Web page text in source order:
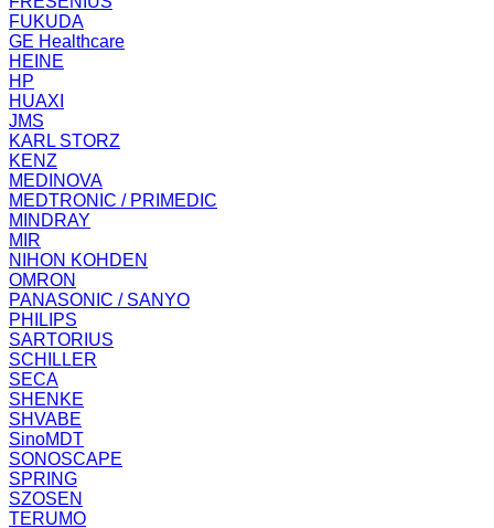
FUKUDA
GE Healthcare
HEINE
HP
HUAXI
JMS
KARL STORZ
KENZ
MEDINOVA
MEDTRONIC / PRIMEDIC
MINDRAY
MIR
NIHON KOHDEN
OMRON
PANASONIC / SANYO
PHILIPS
SARTORIUS
SCHILLER
SECA
SHENKE
SHVABE
SinoMDT
SONOSCAPE
SPRING
SZOSEN
TERUMO